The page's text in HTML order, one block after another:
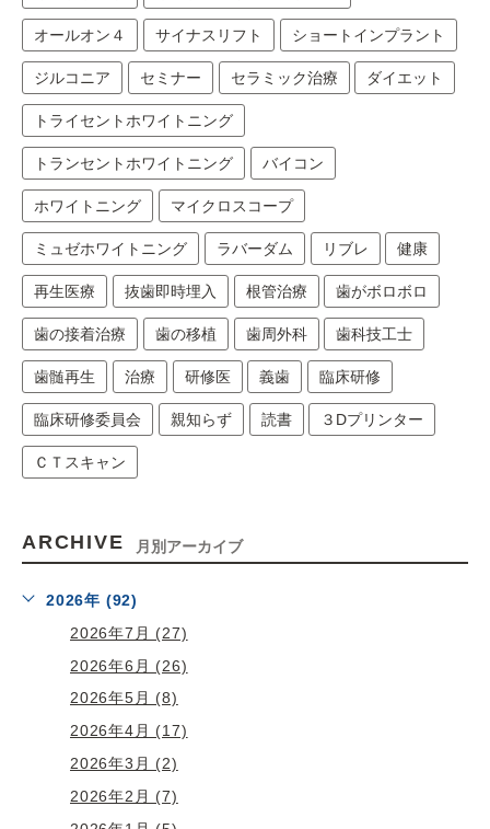
オールオン４ サイナスリフト ショートインプラント
ジルコニア セミナー セラミック治療 ダイエット
トライセントホワイトニング
トランセントホワイトニング バイコン
ホワイトニング マイクロスコープ
ミュゼホワイトニング ラバーダム リブレ 健康
再生医療 抜歯即時埋入 根管治療 歯がボロボロ
歯の接着治療 歯の移植 歯周外科 歯科技工士
歯髄再生 治療 研修医 義歯 臨床研修
臨床研修委員会 親知らず 読書 ３Dプリンター
ＣＴスキャン
ARCHIVE 月別アーカイブ
2026年 (92)
2026年7月 (27)
2026年6月 (26)
2026年5月 (8)
2026年4月 (17)
2026年3月 (2)
2026年2月 (7)